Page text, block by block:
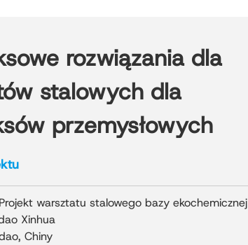
rozwiązania dla
stalowych dla
przemysłowych
warsztatu stalowego bazy ekochemicznej
Xinhua
Chiny